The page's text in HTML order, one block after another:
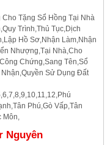
Tặng Sổ Hồng Tại Nhà
Trình,Thủ Tục,Dịch
Hồ Sơ,Nhận Làm,Nhận
Nhượng,Tại Nhà,Cho
Chứng,Sang Tên,Sổ
Sử Dụng Đất
Phú,Gò Vấp,Tân
Nguyên